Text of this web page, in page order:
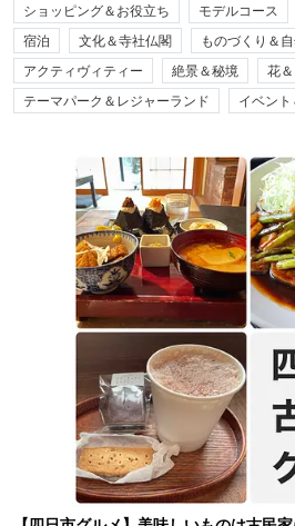
ショッピング＆お役立ち
モデルコース
宿泊
文化＆寺社仏閣
ものづくり＆
アクティヴィティー
絶景＆秘境
花
テーマパーク＆レジャーランド
イベント